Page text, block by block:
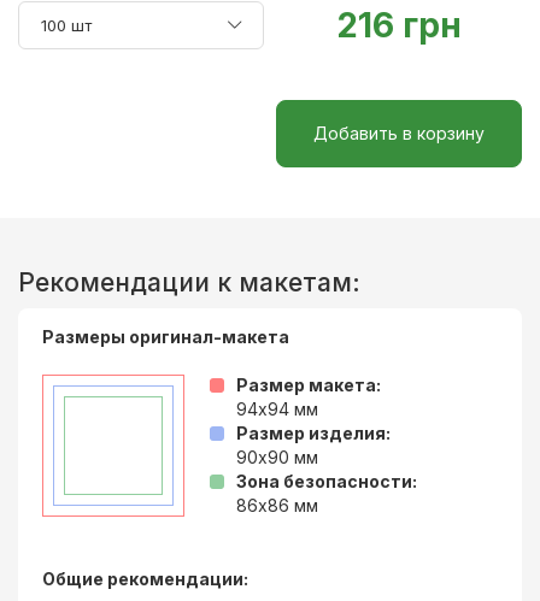
100 шт 216 грн
Добавить в корзину
Рекомендации к макетам:
Размеры оригинал-макета
Размер макета:
94x94 мм
Размер изделия:
90x90 мм
Зона безопасности:
86x86 мм
Общие рекомендации: